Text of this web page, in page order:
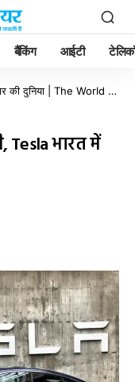
बैंकिंग आईटी
The Industrial Empire - उद्योग, व्यापार और नवाचार की दुनिया | The World of Industry, Business & Innovation
Tesla भारत में